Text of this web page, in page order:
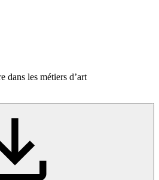
dans les métiers d’art